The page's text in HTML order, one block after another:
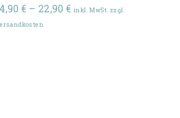
€ – 22,90€Preisspanne:
inkl. MwSt. zzgl.